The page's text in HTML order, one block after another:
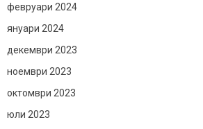
февруари 2024
януари 2024
декември 2023
ноември 2023
октомври 2023
юли 2023